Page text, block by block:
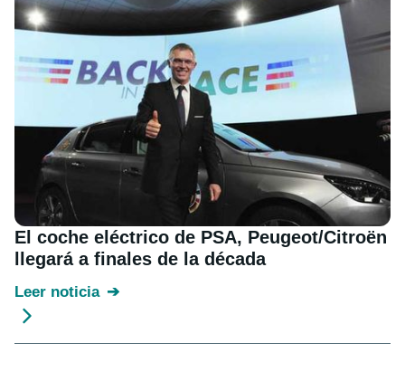
El coche eléctrico de PSA, Peugeot/Citroën
llegará a finales de la década
Leer noticia